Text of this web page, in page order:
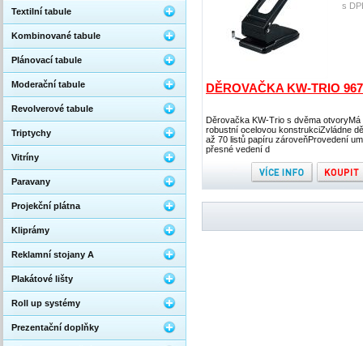
DĚROVAČKA KW-TRIO
Děrovačka KW-Trio s dvěma otvoryMá
robustní ocelovou konstrukciZvládne
až 70 listů papíru zároveňProvedení
přesné vedení d
s
Textilní tabule
Kombinované tabule
Plánovací tabule
Moderační tabule
Revolverové tabule
Triptychy
Vitríny
Paravany
Projekční plátna
Kliprámy
Reklamní stojany A
Plakátové lišty
Roll up systémy
Prezentační doplňky